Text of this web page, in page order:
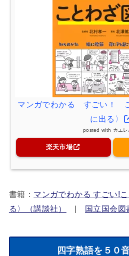
マンガでわかる すごい！
に出る〉
posted with カエレ
楽天市場
書籍： マンガでわかる すごい!
る〉（講談社）
| 国立国会図
四字熟語を５０